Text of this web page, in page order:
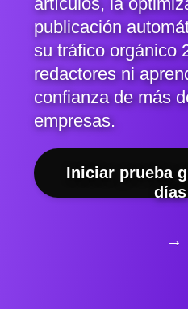
publicación
su tráfico orgánico
redactores ni
confianza de más
empresas.
Iniciar prueba
días
→